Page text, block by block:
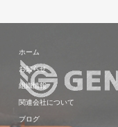
ホーム
お知らせ
組織情報
関連会社について
ブログ